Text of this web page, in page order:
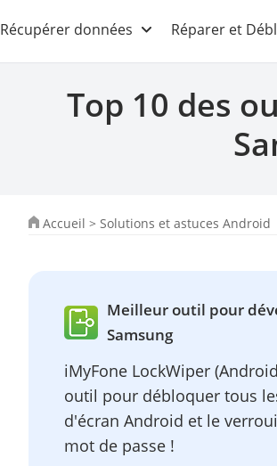
Récupérer données Réparer et
Top 10 des
Accueil > Solutions et astuces Android
Meilleur outil pour
Samsung
iMyFone LockWiper
outil pour débloquer tous
d'écran Android et le
mot de passe !